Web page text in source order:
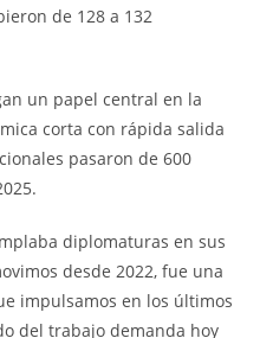
de 128 a 132
un papel central en la
corta con rápida salida
pasaron de 600
diplomaturas en sus
desde 2022, fue una
impulsamos en los últimos
del trabajo demanda hoy